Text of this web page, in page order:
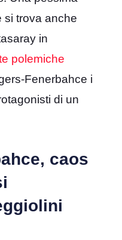
si trova anche
in
polemiche
Fenerbahce i
di un
caos